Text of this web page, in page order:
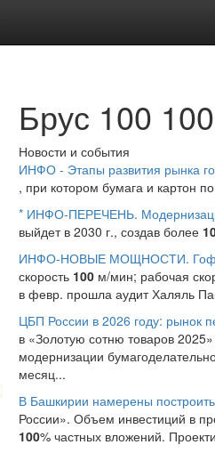
Брус 100
Новости и события
ИНФО - Этапы развития рынка
, при котором бумага и картон
* ИНФО-ПЕРЕЧЕНЬ.
выйдет в 2030 г., создав более
ИНФО-НОВЫЕ МОЩНОСТИ.
скорость 100 м/мин; рабочая
в февр. прошла аудит Халяль
ЦБП России в 2026 году: рынок
в «Золотую сотню товаров 2025»
модернизации
месяц...
В Башкирии намерены
России». Объем инвестиций в
100% частных вложений.